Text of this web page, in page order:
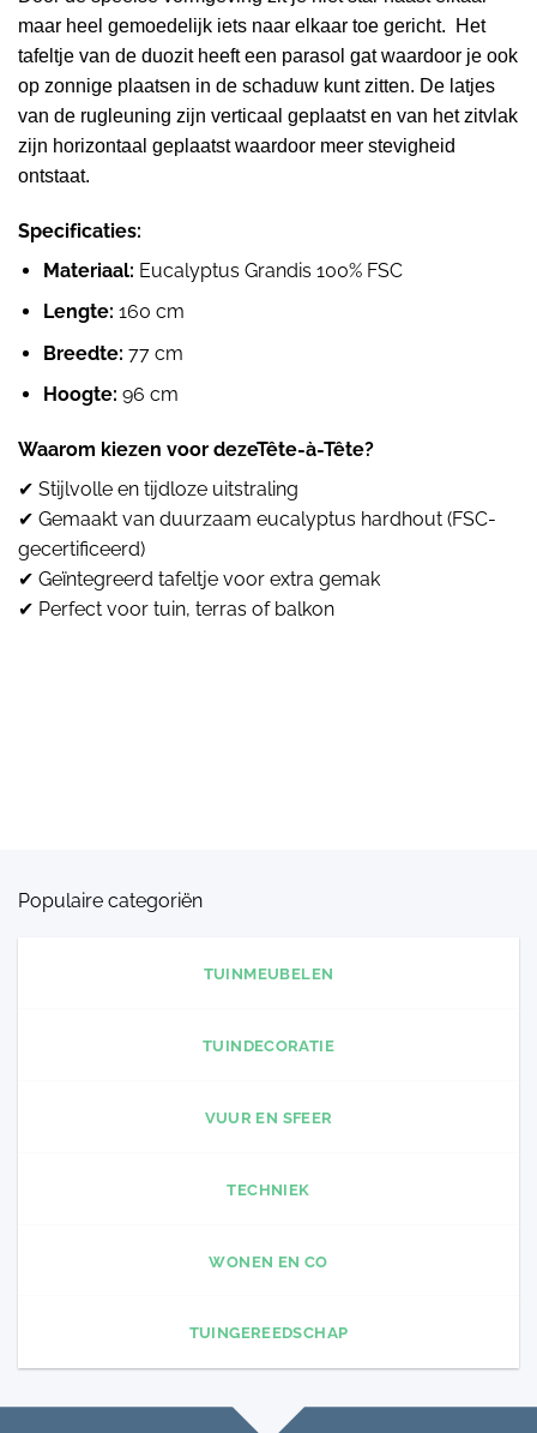
maar heel gemoedelijk iets naar elkaar toe gericht.
Het
tafeltje van de duozit heeft een parasol gat waardoor je ook
op zonnige plaatsen in de schaduw kunt zitten. De latjes
van de rugleuning zijn verticaal geplaatst en van het zitvlak
zijn horizontaal geplaatst waardoor meer stevigheid
ontstaat.
Specificaties:
Materiaal: Eucalyptus Grandis 100% FSC
Lengte: 160 cm
Breedte: 77 cm
Hoogte: 96 cm
Waarom kiezen voor dezeTête-à-Tête?
✔ Stijlvolle en tijdloze uitstraling
✔ Gemaakt van duurzaam eucalyptus hardhout (FSC-
gecertificeerd)
✔ Geïntegreerd tafeltje voor extra gemak
✔ Perfect voor tuin, terras of balkon
Populaire categoriën
TUINMEUBELEN
TUINDECORATIE
VUUR EN SFEER
TECHNIEK
WONEN EN CO
TUINGEREEDSCHAP